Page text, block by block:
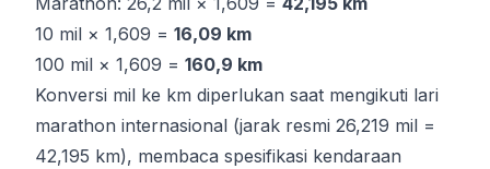
10 mil × 1,609 = 16,09 km
100 mil × 1,609 = 160,9 km
Konversi mil ke km diperlukan saat mengikuti lari
marathon internasional (jarak resmi 26,219 mil =
42,195 km), membaca spesifikasi kendaraan